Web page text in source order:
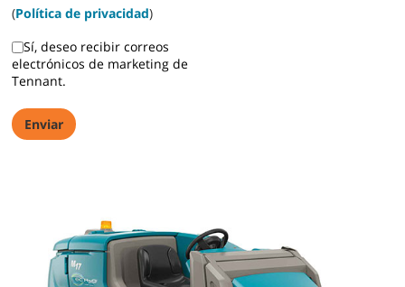
(Política de privacidad)
Sí, deseo recibir correos
electrónicos de marketing de
Tennant.